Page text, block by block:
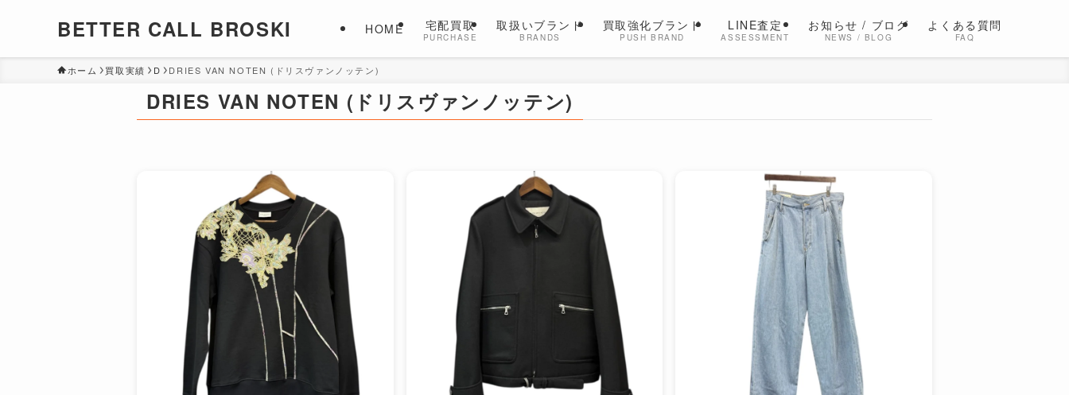
BETTER CALL BROSKI HOME 宅配買取
PURCHASE
取扱いブランド
BRANDS
買取強化ブランド
PUSH BRAND
LINE査定
ASSESSMENT
お知らせ / ブログ
NEWS / BLOG
よくある質問
FAQ
ホーム 買取実績 D DRIES VAN NOTEN (ドリスヴァンノッテン)
DRIES VAN NOTEN (ドリスヴァンノッテン)